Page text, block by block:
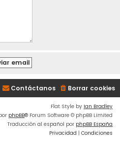
Borrar cookies
Contáctanos
Flat Style by Ian Bradley
phpBB® Forum Software © phpBB Limited
Traducción al español por phpBB España
Privacidad | Condiciones